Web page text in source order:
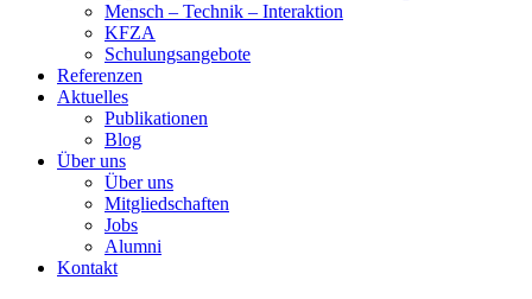
Mensch – Technik – Interaktion
KFZA
Schulungsangebote
Referenzen
Aktuelles
Publikationen
Blog
Über uns
Über uns
Mitgliedschaften
Jobs
Alumni
Kontakt